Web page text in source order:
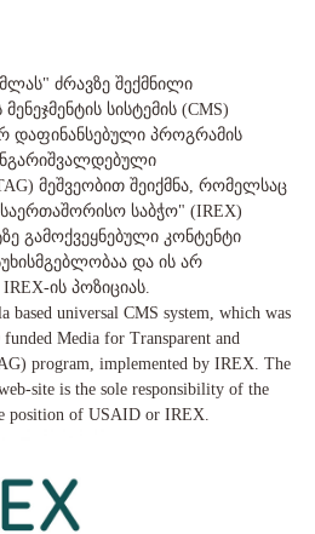
ძრავზე შექმნილი
სისტემის (CMS)
დაფინანსებული პროგრამის
მეშვეობით შეიქმნა, რომელსაც
საბჭო" (IREX)
გამოქვეყნებული კონტენტი
და ის არ
ის პოზიციას.
based universal CMS system, which was
Media for Transparent and
program, implemented by IREX. The
site is the sole responsibility of the
position of USAID or IREX.